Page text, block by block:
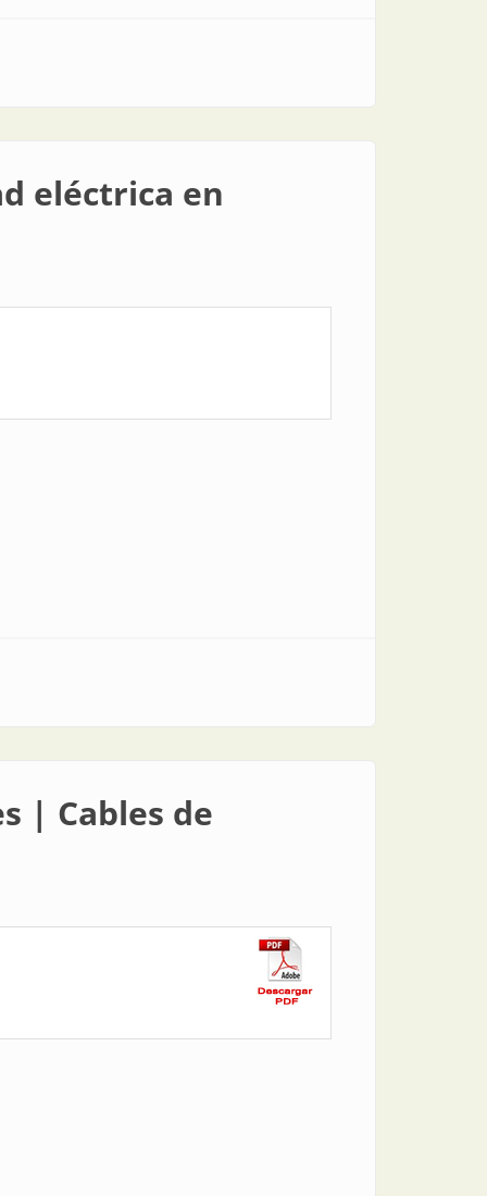
eléctrica en
| Cables de